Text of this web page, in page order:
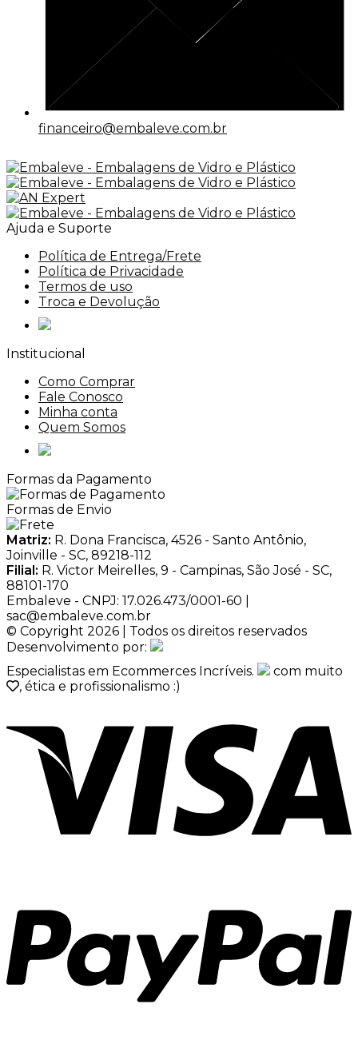
financeiro@embaleve.com.br
Ajuda e Suporte
Política de Entrega/Frete
Política de Privacidade
Termos de uso
Troca e Devolução
Institucional
Como Comprar
Fale Conosco
Minha conta
Quem Somos
Formas da Pagamento
Formas de Envio
Matriz: R. Dona Francisca, 4526 - Santo Antônio,
Joinville - SC, 89218-112
Filial: R. Victor Meirelles, 9 - Campinas, São José - SC,
88101-170
Embaleve - CNPJ: 17.026.473/0001-60 |
sac@embaleve.com.br
© Copyright 2026 | Todos os direitos reservados
Desenvolvimento por:
Especialistas em Ecommerces Incríveis.
com muito
, ética e profissionalismo :)